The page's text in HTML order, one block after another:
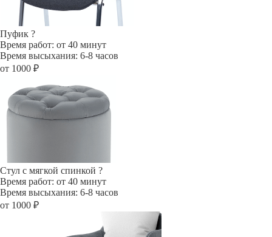
Пуфик ?
Время работ: от 40 минут
Время высыхания: 6-8 часов
от 1000 ₽
Стул с мягкой спинкой ?
Время работ: от 40 минут
Время высыхания: 6-8 часов
от 1000 ₽